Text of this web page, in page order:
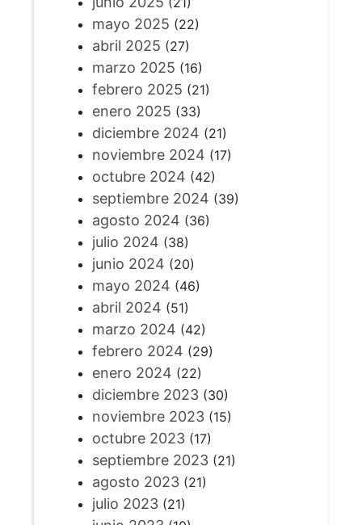
mayo 2025 (22)
abril 2025 (27)
marzo 2025 (16)
febrero 2025 (21)
enero 2025 (33)
diciembre 2024 (21)
noviembre 2024 (17)
octubre 2024 (42)
septiembre 2024 (39)
agosto 2024 (36)
julio 2024 (38)
junio 2024 (20)
mayo 2024 (46)
abril 2024 (51)
marzo 2024 (42)
febrero 2024 (29)
enero 2024 (22)
diciembre 2023(30)
noviembre 2023(15)
octubre 2023(17)
septiembre 2023(21)
agosto 2023(21)
julio 2023(21)